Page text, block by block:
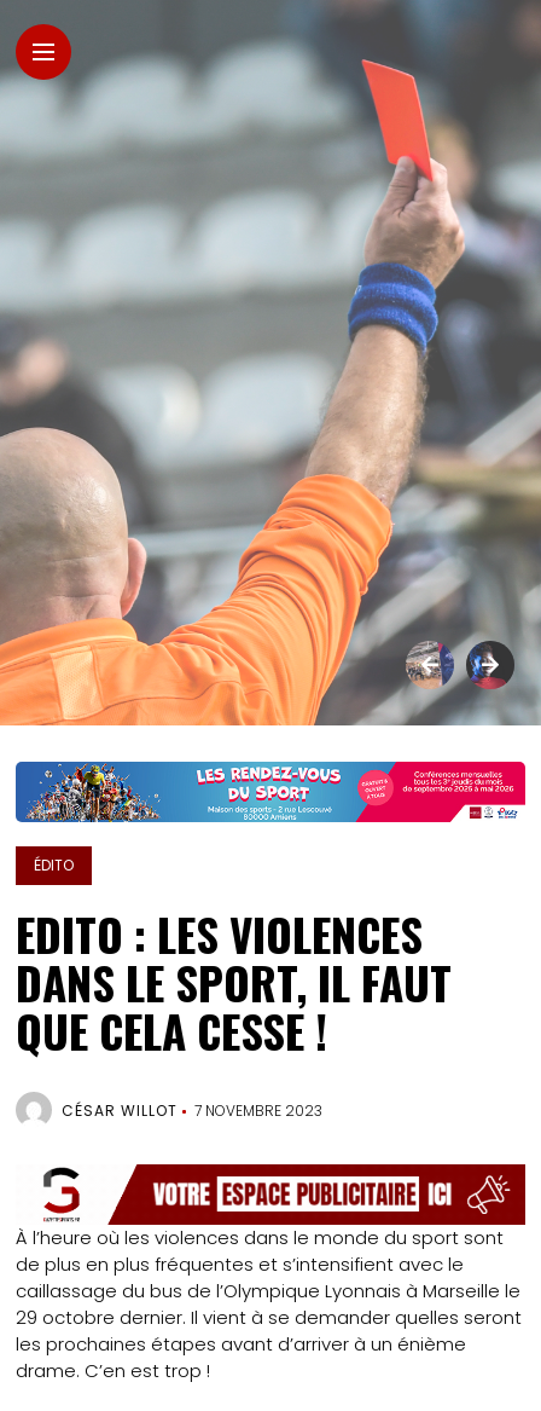
ÉDITO
EDITO : LES VIOLENCES
DANS LE SPORT, IL FAUT
QUE CELA CESSE !
CÉSAR WILLOT 7 NOVEMBRE 2023
À l’heure où les violences dans le monde du sport sont
de plus en plus fréquentes et s’intensifient avec le
caillassage du bus de l’Olympique Lyonnais à Marseille le
29 octobre dernier. Il vient à se demander quelles seront
les prochaines étapes avant d’arriver à un énième
drame. C’en est trop !